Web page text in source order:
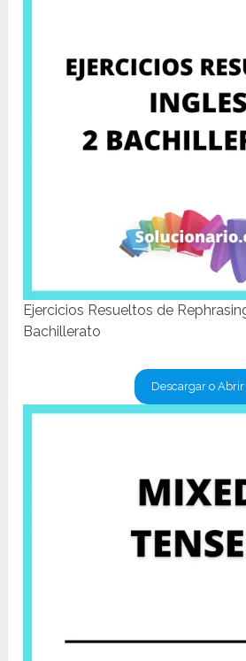
Ejercicios Resueltos de
Bachillerato
Descargar o Abrir